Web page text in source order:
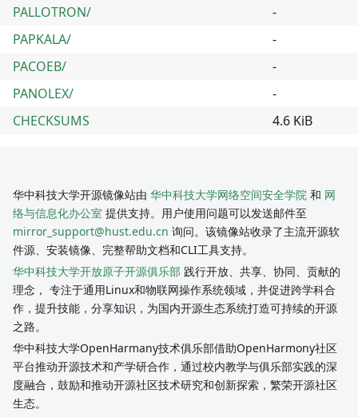
PALLOTRON/
-
PAPKALA/
-
PACOEB/
-
PANOLEX/
-
CHECKSUMS
4.6 KiB
华中科技大学开源镜像站由 华中科技大学网络空间安全学院 和 网
络与信息化办公室 提供支持。用户使用问题可以发送邮件至
mirror_support@hust.edu.cn 询问。该镜像站收录了主流开源软
件源、安装镜像、完整帮助文档和CLI工具支持。
华中科技大学开放原子开源俱乐部 践行开放、共享、协同、贡献的
理念， 专注于通用Linux和物联网操作系统领域，并促进跨学科合
作，提升技能，分享知识，为国内开源生态系统打造可持续的开源
之路。
华中科技大学OpenHarmany技术俱乐部借助OpenHarmony社区
平台推动开源技术和产学研合作，通过校内教学与俱乐部实践的深
度融合，鼓励和推动开源社区技术研究和创新探索，繁荣开源社区
生态。